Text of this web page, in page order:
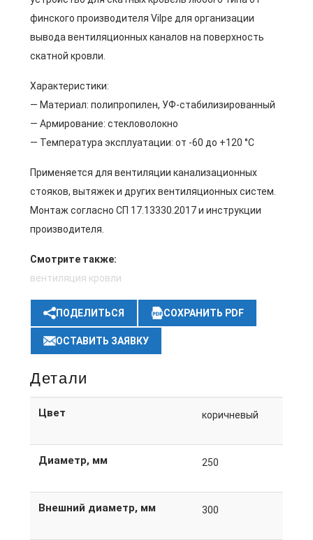
финского производителя Vilpe для организации
вывода вентиляционных каналов на поверхность
скатной кровли.
Характеристики:
— Материал: полипропилен, УФ-стабилизированный
— Армирование: стекловолокно
— Температура эксплуатации: от -60 до +120 °C
Применяется для вентиляции канализационных
стояков, вытяжек и других вентиляционных систем.
Монтаж согласно СП 17.13330.2017 и инструкции
производителя.
Смотрите также:
вентиляция кровли
ПОДЕЛИТЬСЯ СОХРАНИТЬ PDF
ОСТАВИТЬ ЗАЯВКУ
Детали
Цвет коричневый
Диаметр, мм 250
Внешний диаметр, мм 300